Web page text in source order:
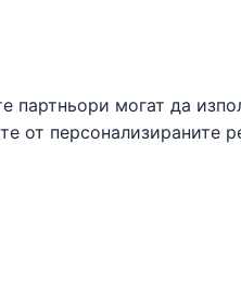
могат да
от персонализираните